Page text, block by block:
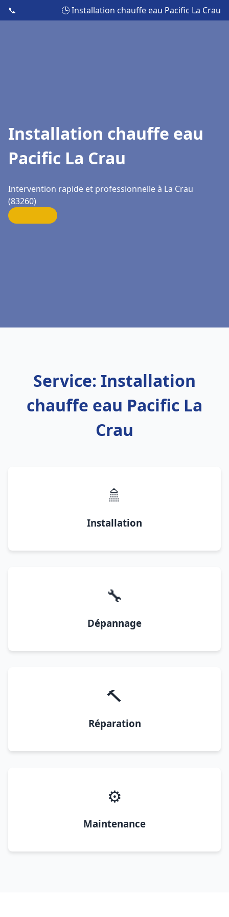
📞 🕒 Installation chauffe eau Pacific La Crau
Installation chauffe eau
Pacific La Crau
Intervention rapide et professionnelle à La Crau
(83260)
Service: Installation
chauffe eau Pacific La
Crau
🚿
Installation
🔧
Dépannage
🔨
Réparation
⚙️
Maintenance